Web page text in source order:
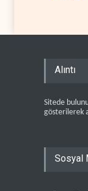
Alıntı
Sitede
gösterilerek
Sosyal